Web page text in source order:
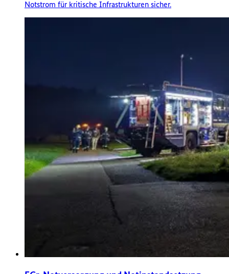
Notstrom für kritische Infrastrukturen sicher.